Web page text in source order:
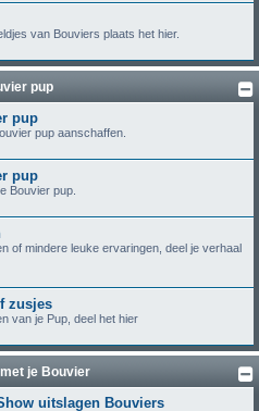
van Bouviers plaats het hier.
pup
pup
pup aanschaffen.
pup
Bouvier pup.
of mindere leuke ervaringen, deel je verhaal
zusjes
van je Pup, deel het hier
je Bouvier
uitslagen Bouviers